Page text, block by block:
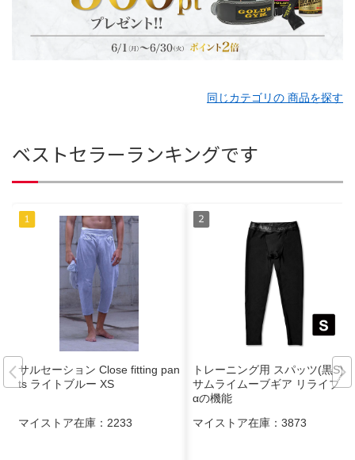
同じカテゴリの 商品を探す
ベストセラーランキングです
サルセーション Close fitting pan
ts ライトブルー XS
マイストア在庫： 2233
トレーニング用 スパッツ(黒S)
サムライムーブギア リライブ ＋
αの機能
マイストア在庫： 3873